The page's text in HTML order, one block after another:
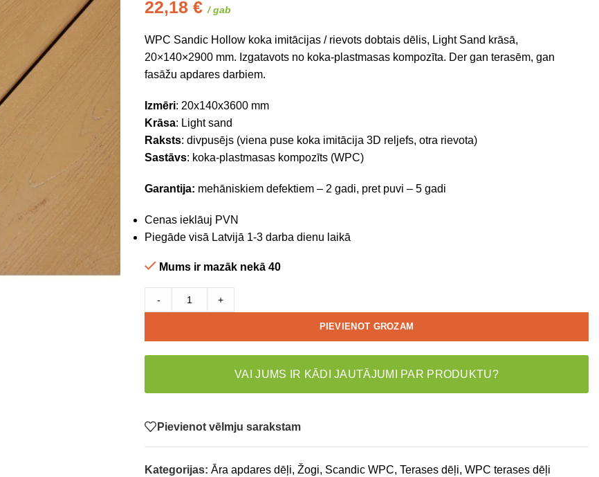
22,18 € / gab
WPC Sandic Hollow koka imitācijas / rievots dobtais dēlis, Light Sand krāsā,
20×140×2900 mm. Izgatavots no koka-plastmasas kompozīta. Der gan terasēm, gan
fasāžu apdares darbiem.
Izmēri: 20x140x3600 mm
Krāsa: Light sand
Raksts: divpusējs (viena puse koka imitācija 3D reljefs, otra rievota)
Sastāvs: koka-plastmasas kompozīts (WPC)
Garantija: mehāniskiem defektiem – 2 gadi, pret puvi – 5 gadi
Cenas ieklāuj PVN
Piegāde visā Latvijā 1-3 darba dienu laikā
Mums ir mazāk nekā 40
- +
PIEVIENOT GROZAM
VAI JUMS IR KĀDI JAUTĀJUMI PAR PRODUKTU?
Pievienot vēlmju sarakstam
Kategorijas: Āra apdares dēļi, Žogi, Scandic WPC, Terases dēļi, WPC terases dēļi